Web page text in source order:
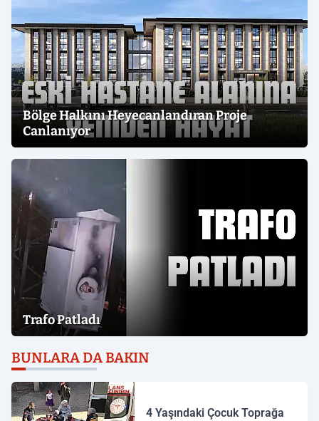
Bölge Halkını Heyecanlandıran Proje
Canlanıyor
Trafo Patladı
BUNLARA DA BAKIN
4 Yaşındaki Çocuk Toprağa